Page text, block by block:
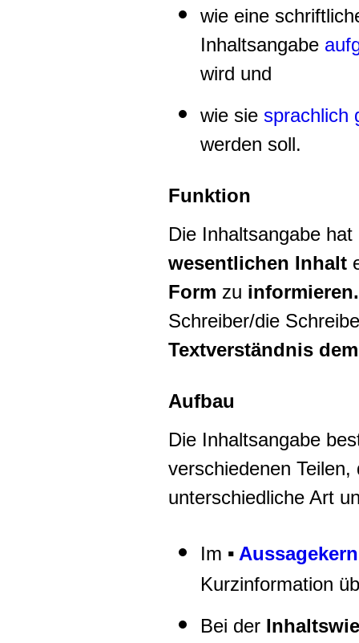
wie eine
Inhaltsangabe
wird und
wie sie sprachlich
werden soll.
Funktion
Die Inhaltsangabe
wesentlichen Inhalt
Form zu informieren.
Schreiber/die
Textverständnis
Aufbau
Die Inhaltsangabe
verschiedenen Teilen,
unterschiedliche Art
Im ▪ Aussagekern
Kurzinformation
Bei der